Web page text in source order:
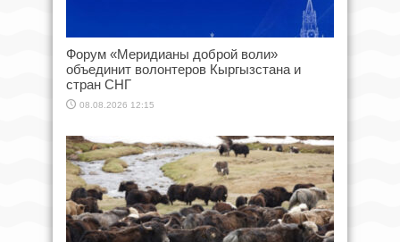
Форум «Меридианы доброй воли»
объединит волонтеров Кыргызстана и
стран СНГ
08.08.2026 12:15